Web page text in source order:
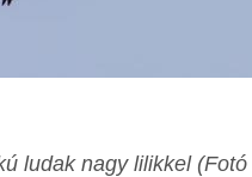
ludak nagy lilikkel